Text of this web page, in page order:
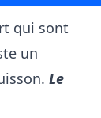
qui sont
un
Le